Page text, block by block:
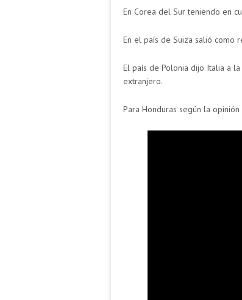
En Corea del Sur teniendo en
En el país de Suiza salió como
El país de Polonia dijo Italia a
extranjero.
Para Honduras según la